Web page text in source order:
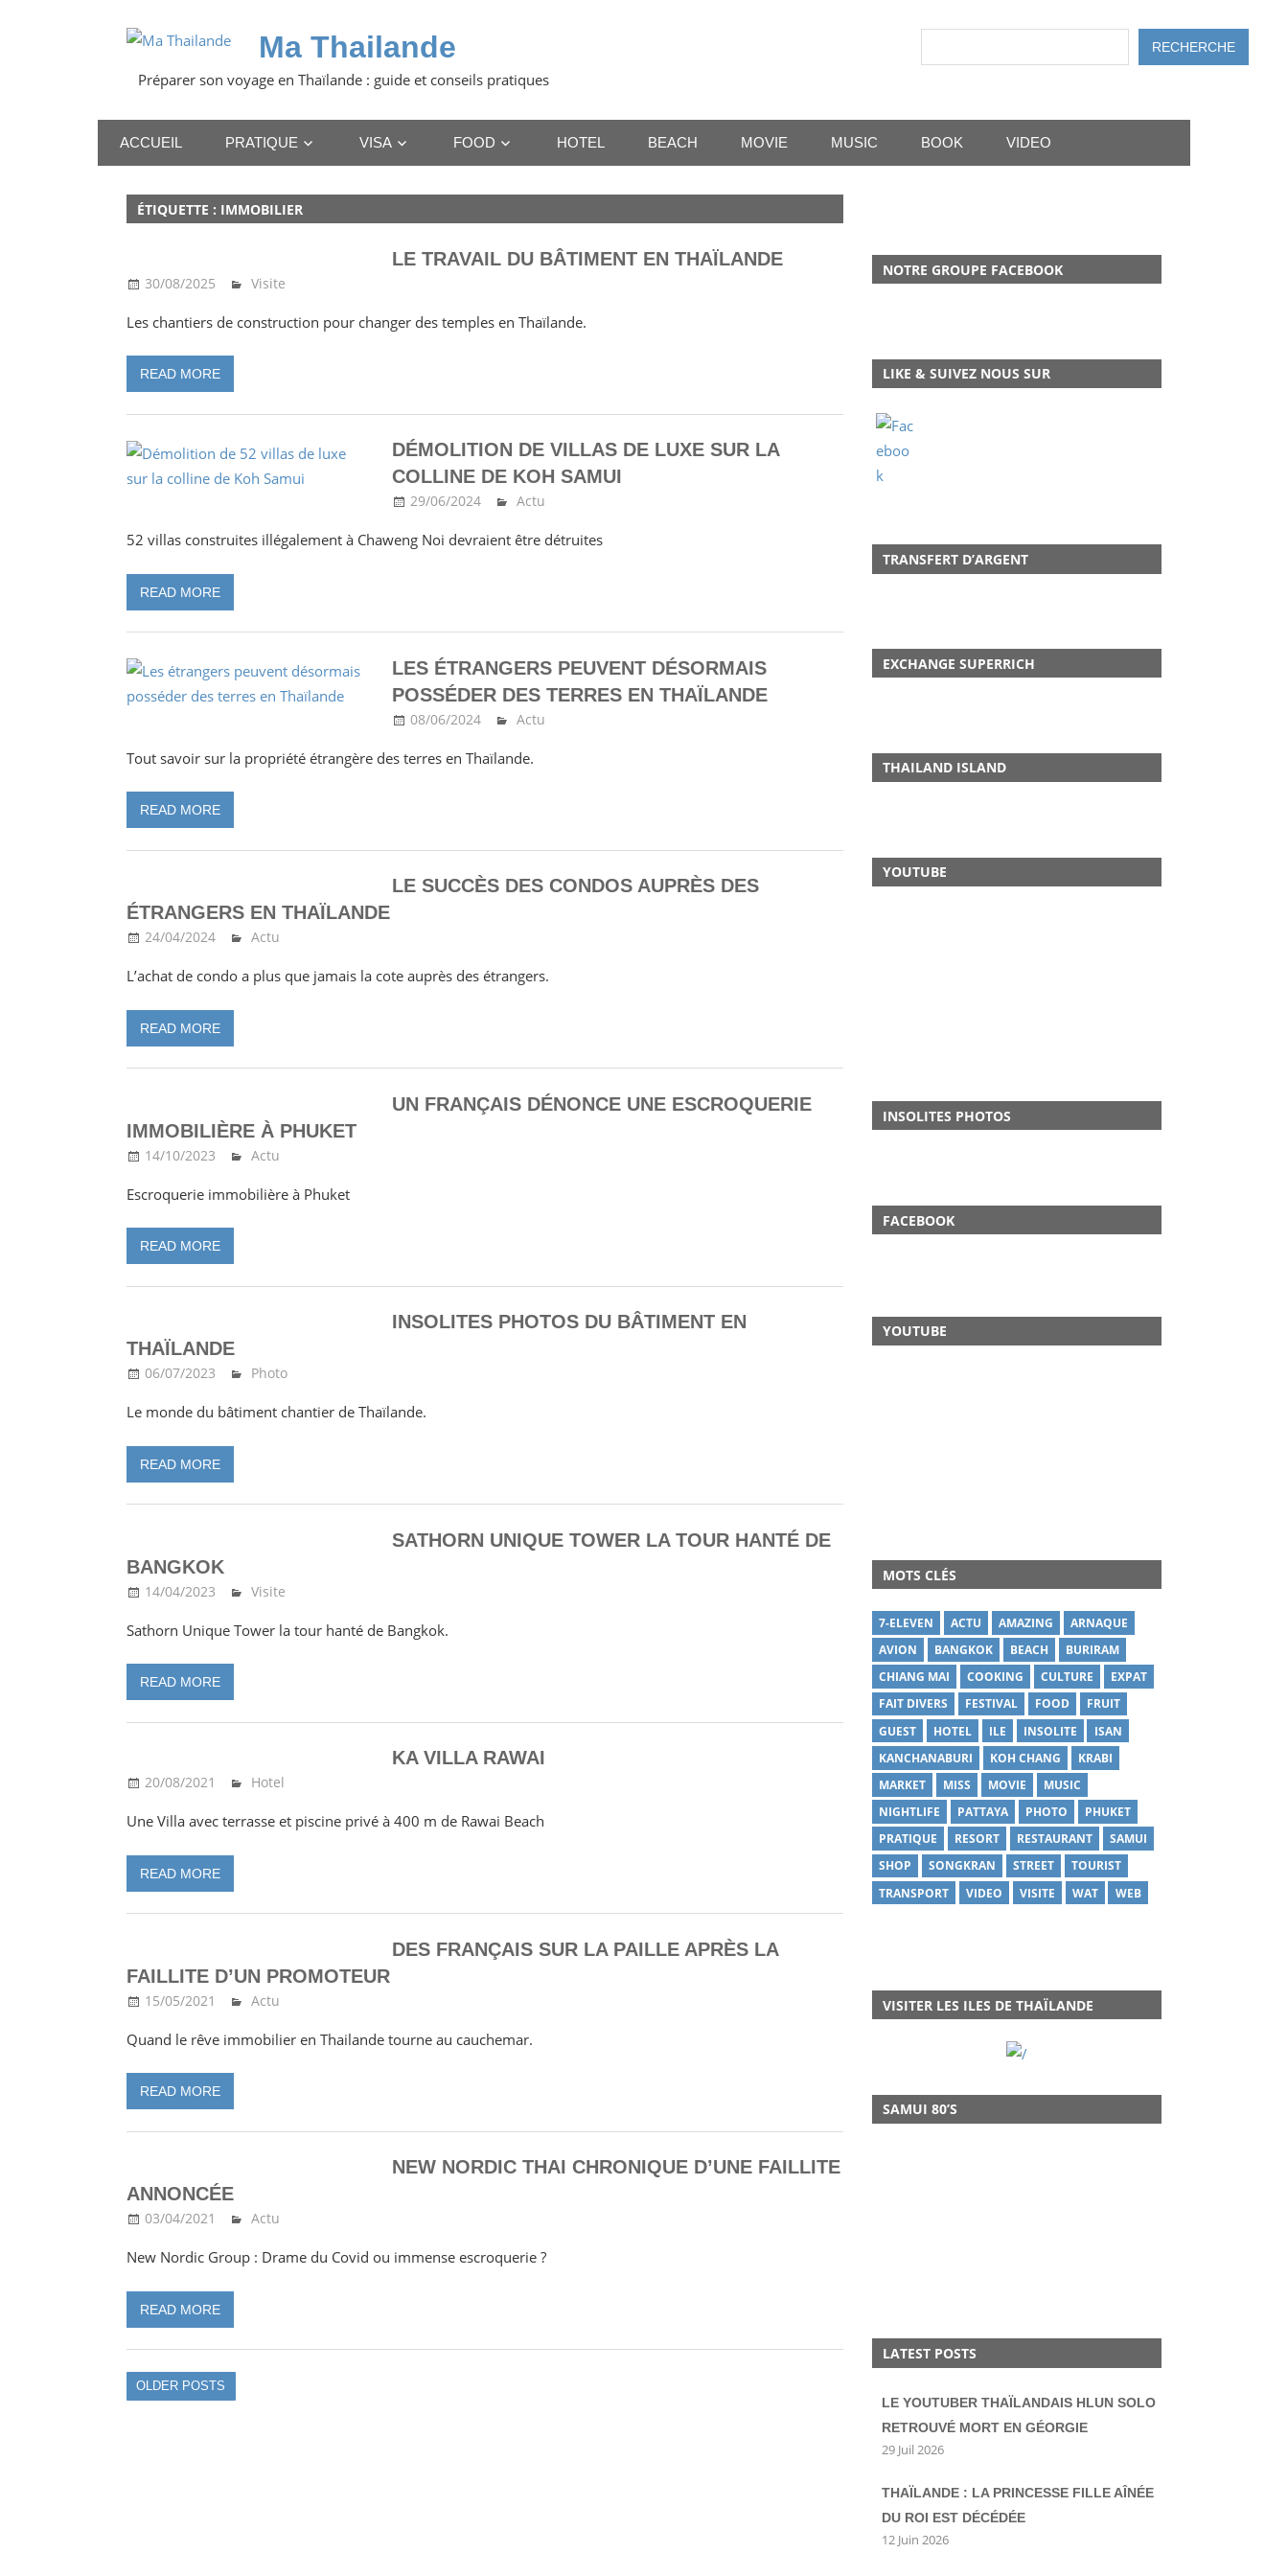
Ma Thailande
Préparer son voyage en Thaïlande : guide et conseils pratiques
RECHERCHE
ACCUEIL PRATIQUE VISA FOOD HOTEL BEACH MOVIE MUSIC BOOK VIDEO
ÉTIQUETTE : IMMOBILIER
LE TRAVAIL DU BÂTIMENT EN THAÏLANDE
30/08/2025 Ma Thailande
Visite
Les chantiers de construction pour changer des temples en Thaïlande.
READ MORE
DÉMOLITION DE VILLAS DE LUXE SUR LA
COLLINE DE KOH SAMUI
29/06/2024 Ma Thailande
Actu
52 villas construites illégalement à Chaweng Noi devraient être détruites
READ MORE
LES ÉTRANGERS PEUVENT DÉSORMAIS
POSSÉDER DES TERRES EN THAÏLANDE
08/06/2024 Ma Thailande
Actu
Tout savoir sur la propriété étrangère des terres en Thaïlande.
READ MORE
LE SUCCÈS DES CONDOS AUPRÈS DES
ÉTRANGERS EN THAÏLANDE
24/04/2024 Ma Thailande
Actu
L’achat de condo a plus que jamais la cote auprès des étrangers.
READ MORE
UN FRANÇAIS DÉNONCE UNE ESCROQUERIE
IMMOBILIÈRE À PHUKET
14/10/2023 Ma Thailande
Actu
Escroquerie immobilière à Phuket
READ MORE
INSOLITES PHOTOS DU BÂTIMENT EN
THAÏLANDE
06/07/2023 Ma Thailande
Photo
Le monde du bâtiment chantier de Thaïlande.
READ MORE
SATHORN UNIQUE TOWER LA TOUR HANTÉ DE
BANGKOK
14/04/2023 Ma Thailande
Visite
Sathorn Unique Tower la tour hanté de Bangkok.
READ MORE
KA VILLA RAWAI
20/08/2021 Ma Thailande
Hotel
Une Villa avec terrasse et piscine privé à 400 m de Rawai Beach
READ MORE
DES FRANÇAIS SUR LA PAILLE APRÈS LA
FAILLITE D’UN PROMOTEUR
15/05/2021 Ma Thailande
Actu
Quand le rêve immobilier en Thailande tourne au cauchemar.
READ MORE
NEW NORDIC THAI CHRONIQUE D’UNE FAILLITE
ANNONCÉE
03/04/2021 Ma Thailande
Actu
New Nordic Group : Drame du Covid ou immense escroquerie ?
READ MORE
OLDER POSTS
NOTRE GROUPE FACEBOOK
LIKE & SUIVEZ NOUS SUR
TRANSFERT D’ARGENT
EXCHANGE SUPERRICH
THAILAND ISLAND
YOUTUBE
INSOLITES PHOTOS
FACEBOOK
YOUTUBE
MOTS CLÉS
7-ELEVEN ACTU AMAZING
ARNAQUE
AVION
BANGKOK BEACH
BURIRAM
CHIANG MAI
COOKING CULTURE
EXPAT
FAIT DIVERS
FESTIVAL FOOD
FRUIT
GUEST
HOTEL ILE INSOLITE
ISAN
KANCHANABURI
KOH CHANG
KRABI
MARKET
MISS MOVIE
MUSIC
NIGHTLIFE
PATTAYA PHOTO
PHUKET
PRATIQUE
RESORT RESTAURANT
SAMUI
SHOP
SONGKRAN STREET
TOURIST
TRANSPORT
VIDEO VISITE WAT WEB
VISITER LES ILES DE THAÏLANDE
SAMUI 80’S
LATEST POSTS
LE YOUTUBER THAÏLANDAIS HLUN SOLO
RETROUVÉ MORT EN GÉORGIE
29 Juil 2026
THAÏLANDE : LA PRINCESSE FILLE AÎNÉE
DU ROI EST DÉCÉDÉE
12 Juin 2026